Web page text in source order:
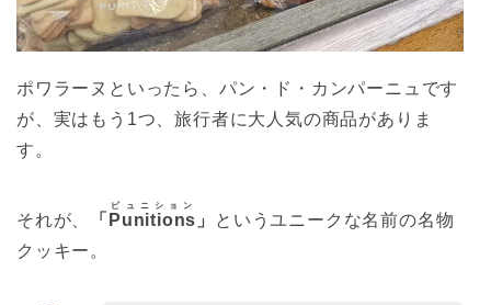
ポワラーヌといったら、パン・ド・カンパーニュです
が、実はもう1つ、旅行者に大人気の商品がありま
す。
それが、 「 Punitions
ピュニション
」
というユニークな名前の名物
クッキー。